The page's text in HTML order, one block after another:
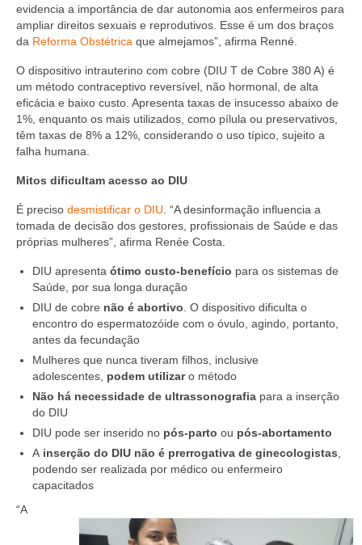
Portarias
Desagravo Público
Processos Éticos
Censura Pública
Suspensão do Exercício Profissional
Para Você
Clube de Vantagens
Valores dos serviços
Reserva de auditório
Ouvidoria
Contatos
Fale Conosco
evidencia a importância de dar autonomia aos enfermeiros para
ampliar direitos sexuais e reprodutivos. Esse é um dos braços
da Reforma Obstétrica que almejamos”, afirma Renné.
O dispositivo intrauterino com cobre (DIU T de Cobre 380 A) é
um método contraceptivo reversível, não hormonal, de alta
eficácia e baixo custo. Apresenta taxas de insucesso abaixo de
1%, enquanto os mais utilizados, como pílula ou preservativos,
têm taxas de 8% a 12%, considerando o uso típico, sujeito a
falha humana.
Mitos dificultam acesso ao DIU
É preciso desmistificar o DIU . “A desinformação influencia a
tomada de decisão dos gestores, profissionais de Saúde e das
próprias mulheres”, afirma Renée Costa.
DIU apresenta ótimo custo-benefício para os sistemas de
Saúde, por sua longa duração
DIU de cobre não é abortivo . O dispositivo dificulta o
encontro do espermatozóide com o óvulo, agindo, portanto,
antes da fecundação
Mulheres que nunca tiveram filhos, inclusive
adolescentes, podem utilizaro método
Não há necessidade de ultrassonografia para a inserção
do DIU
DIU pode ser inserido no pós-parto ou pós-abortamento
A inserção do DIU não é prerrogativa de ginecologistas
podendo ser realizada por médico ou enfermeiro
capacitados
“A